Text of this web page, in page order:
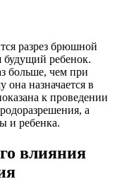
разрез брюшной
будущий ребенок.
больше, чем при
она назначается в
к проведении
а
и ребенка.
влияния